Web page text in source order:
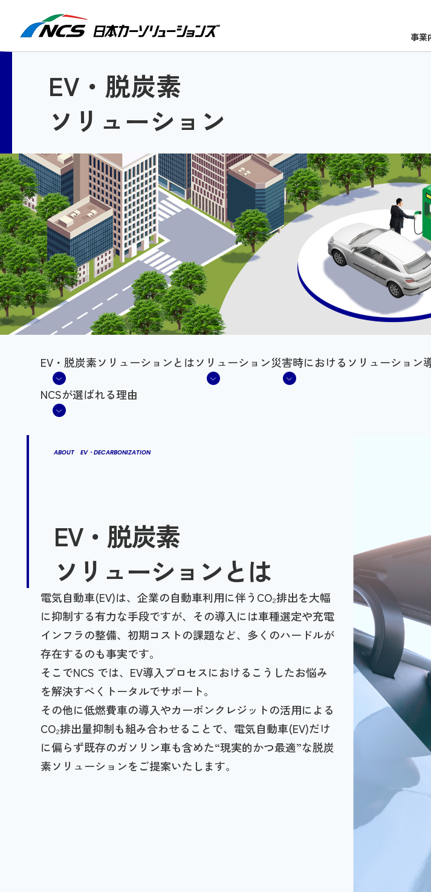
事業
EV・脱炭素
ソリューション
EV・脱炭素ソリューションとはソリューション災害時におけるソリューション
NCSが選ばれる理由
ABOUT EV・DECARBONIZATION
EV・脱炭素
ソリューションとは
電気自動車(EV)は、企業の自動車利用に伴うCO₂排出を大幅
に抑制する有力な手段ですが、その導入には車種選定や充電
インフラの整備、初期コストの課題など、多くのハードルが
存在するのも事実です。
そこでNCS では、EV導入プロセスにおけるこうしたお悩み
を解決すべくトータルでサポート。
その他に低燃費車の導入やカーボンクレジットの活用による
CO₂排出量抑制も組み合わせることで、電気自動車(EV)だけ
に偏らず既存のガソリン車も含めた“現実的かつ最適”な脱炭
素ソリューションをご提案いたします。